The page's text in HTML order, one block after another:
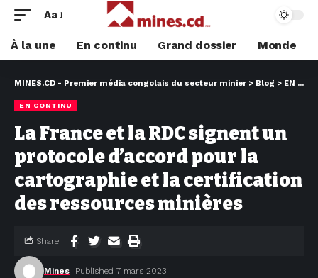
Aa
À la une En continu Grand dossier Monde
MINES.CD - Premier média congolais du secteur minier > Blog > EN CONTINU
EN CONTINU
La France et la RDC signent un
protocole d’accord pour la
cartographie et la certification
des ressources minières
Mines Published 7 mars 2023
Share